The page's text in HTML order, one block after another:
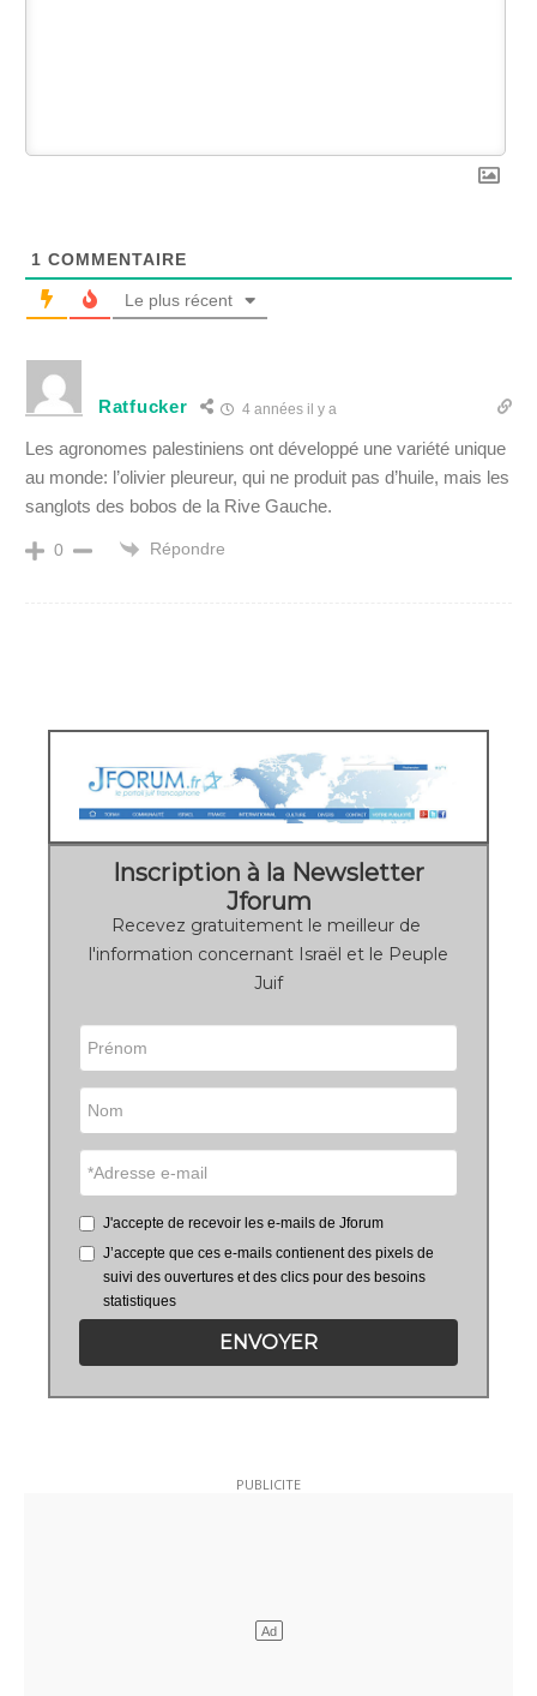
1 COMMENTAIRE
Le plus récent
Ratfucker 4 années il y a
Les agronomes palestiniens ont développé une variété unique
au monde: l’olivier pleureur, qui ne produit pas d’huile, mais les
sanglots des bobos de la Rive Gauche.
0 Répondre
Inscription à la Newsletter
Jforum
Recevez gratuitement le meilleur de
l'information concernant Israël et le Peuple
Juif
J'accepte de recevoir les e-mails de Jforum
J’accepte que ces e-mails contienent des pixels de
suivi des ouvertures et des clics pour des besoins
statistiques
ENVOYER